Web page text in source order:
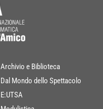
Archivio e Biblioteca
Dal Mondo dello Spettacolo
E:UTSA